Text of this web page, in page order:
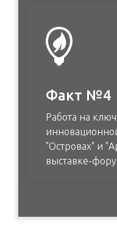
Факт №4
Работа на
"Островах" и
выставке-